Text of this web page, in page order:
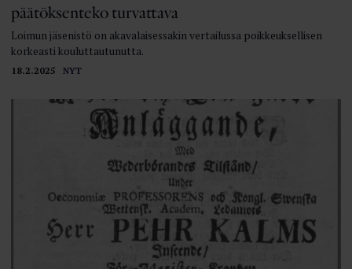
18.2.2025 NYT
päätöksenteko turvattava
Loimun jäsenistö on akavalaisessakin vertailussa poikkeuksellisen
korkeasti kouluttautunutta.